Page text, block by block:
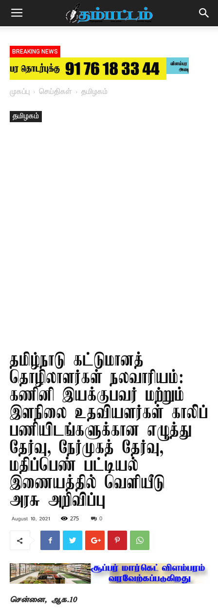
BREAKING NEWS
முகப்பு செய்திகள் தமிழகம்
தமிழகம்
தமிழ்நாடு கட்டுமானத்
தொழிலாளர்கள் நலவாரியம்:
கணினி இயக்குபவர் மற்றும்
இளநிலை உதவியளர்கள் காலிப்
பணியிடங்களுக்கான எழுத்து
தேர்வு, நேர்முகத் தேர்வு,
மதிப்பெண் பட்டியல்
இணையத்தில் வெளியீடு –
அரசு அறிவிப்பு
August 10, 2021 275 0
சென்னை, ஆக.10